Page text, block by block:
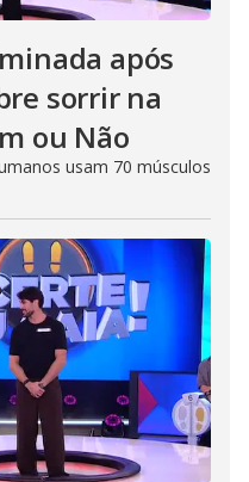
após
sorrir na
ou Não
usam 70 músculos